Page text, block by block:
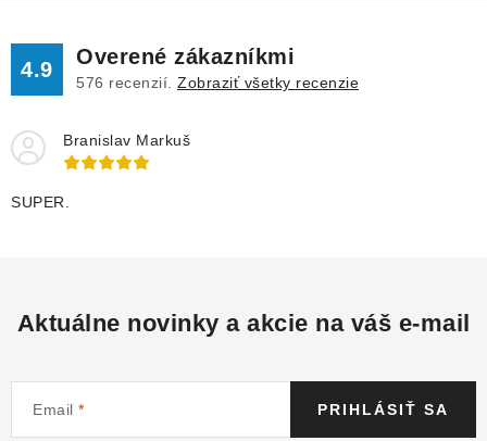
4.9
Overené zákazníkmi
576 recenzií. Zobraziť všetky recenzie
Branislav Markuš
SUPER.
Aktuálne novinky a akcie na váš e-mail
Email PRIHLÁSIŤ SA